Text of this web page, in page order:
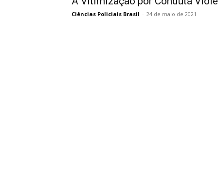
Ciências Policiais Brasil - 24 de maio de 2021